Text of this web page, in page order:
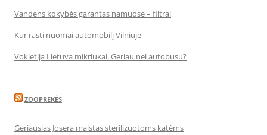
Vandens kokybės garantas namuose – filtrai
Kur rasti nuomai automobilį Vilniuje
Vokietija Lietuva mikriukai. Geriau nei autobusu?
ZOOPREKĖS
Geriausias Josera maistas sterilizuotoms katėms